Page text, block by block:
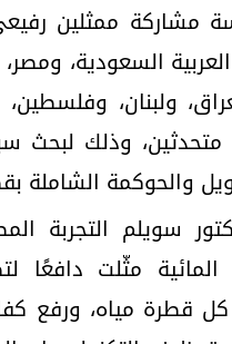
مشاركة ممثلين
السعودية، ومصر،
ولبنان،
وذلك لبحث
والحوكمة الشاملة
سويلم التجربة
المائية مثّلت
قطرة مياه، ورفع